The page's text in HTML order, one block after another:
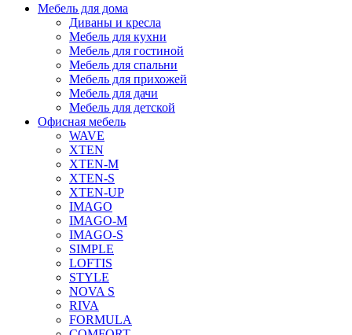
Мебель для дома
Диваны и кресла
Мебель для кухни
Мебель для гостиной
Мебель для спальни
Мебель для прихожей
Мебель для дачи
Мебель для детской
Офисная мебель
WAVE
XTEN
XTEN-M
XTEN-S
XTEN-UP
IMAGO
IMAGO-M
IMAGO-S
SIMPLE
LOFTIS
STYLE
NOVA S
RIVA
FORMULA